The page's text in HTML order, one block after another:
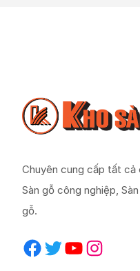
Chuyên cung cấp tất cả
Sàn gỗ công nghiệp,
gỗ.
Facebook Twitter YouTube Instagram